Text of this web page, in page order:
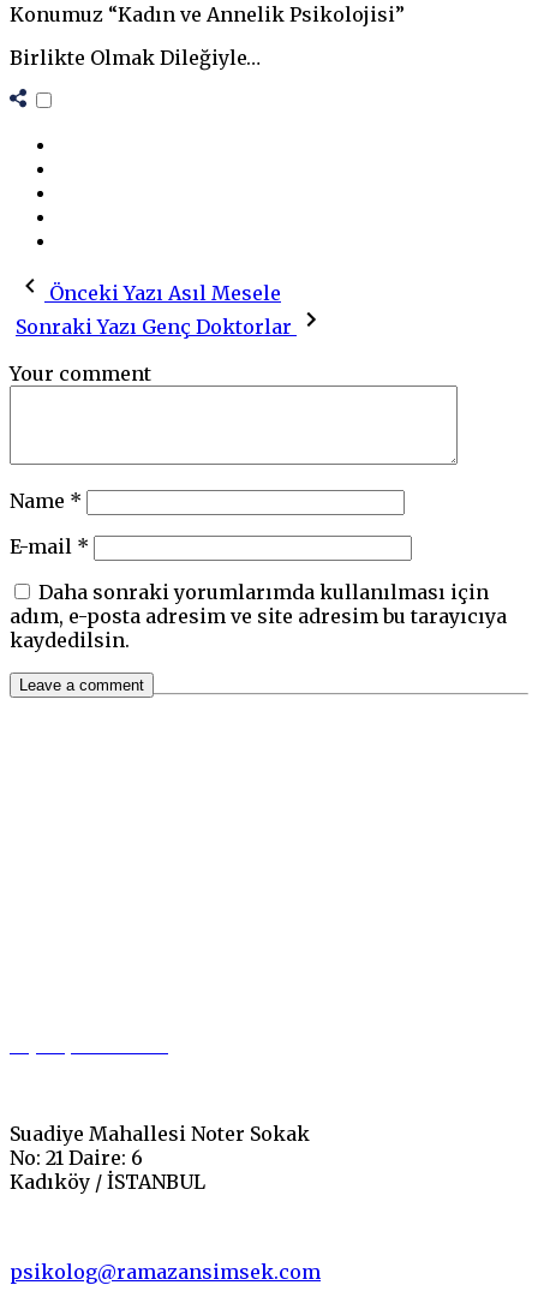
Konumuz “Kadın ve Annelik Psikolojisi”
Birlikte Olmak Dileğiyle…
Önceki Yazı Asıl Mesele
Sonraki Yazı Genç Doktorlar
Your comment
Name *
E-mail *
Daha sonraki yorumlarımda kullanılması için
adım, e-posta adresim ve site adresim bu tarayıcıya
kaydedilsin.
Suadiye Mahallesi Noter Sokak
No: 21 Daire: 6
Kadıköy / İSTANBUL
psikolog@ramazansimsek.com